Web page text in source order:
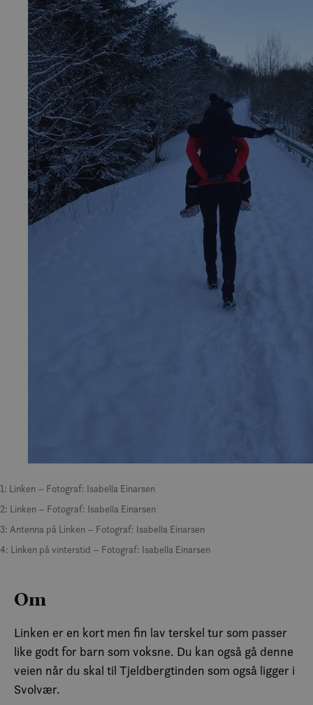
1: Linken – Fotograf: Isabella Einarsen
2: Linken – Fotograf: Isabella Einarsen
3: Antenna på Linken – Fotograf: Isabella Einarsen
4: Linken på vinterstid – Fotograf: Isabella Einarsen
Om
Linken er en kort men fin lav terskel tur som passer
like godt for barn som voksne. Du kan også gå denne
veien når du skal til Tjeldbergtinden som også ligger i
Svolvær.